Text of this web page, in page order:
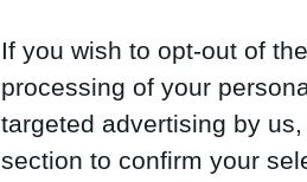
If you wish to opt-out of
processing of your
targeted advertising by
section to confirm your